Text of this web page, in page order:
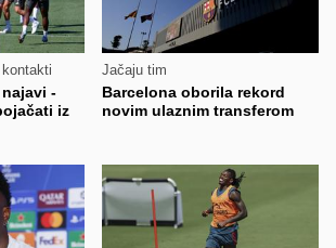
-
iz
Jačaju tim
Barcelona oborila rekord
novim ulaznim transferom